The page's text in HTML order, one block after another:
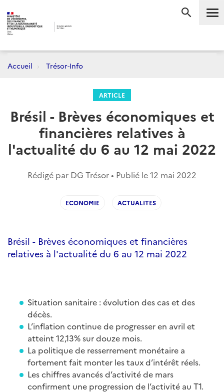
Accueil Trésor-Info
ARTICLE
Brésil - Brèves économiques et
financières relatives à
l'actualité du 6 au 12 mai 2022
Rédigé par DG Trésor • Publié le12 mai 2022
ECONOMIE ACTUALITES
Brésil - Brèves économiques et financières
relatives à l'actualité du 6 au 12 mai 2022
Situation sanitaire : évolution des cas et des
décès.
L’inflation continue de progresser en avril et
atteint 12,13% sur douze mois.
La politique de resserrement monétaire a
fortement fait monter les taux d’intérêt réels.
Les chiffres avancés d’activité de mars
confirment une progression de l’activité au T1.